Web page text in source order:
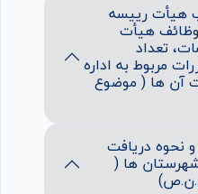
هیأت رییسه
هیأت
جلسات، تعداد
مربوط به اداره
خدمات آن ها ( موضوع
نحوه دریافت
ها (